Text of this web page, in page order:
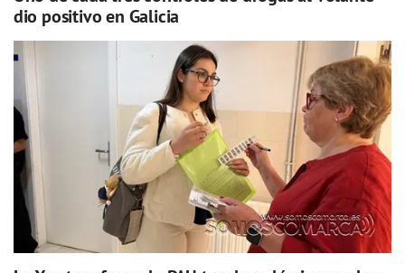
dio positivo en Galicia